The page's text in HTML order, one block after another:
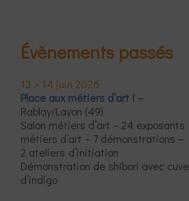
Évènements passés
13 > 14 juin 2026
Place aux métiers d’art ! –
Rablay/Layon (49)
Salon métiers d’art – 24 exposants
métiers d’art – 7 démonstrations –
2 ateliers d’initiation
Démonstration de shibori avec cuve
d’indigo